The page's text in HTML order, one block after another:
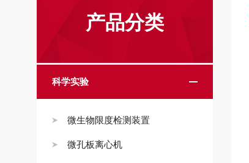
产品分类
科学实验
微生物限度检测装置
微孔板离心机